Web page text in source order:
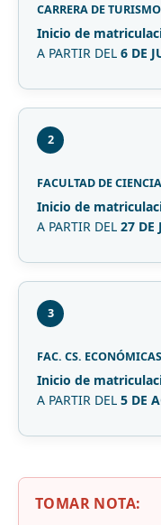
CARRERA DE
Inicio de
A PARTIR DEL 6 DE
2
FACULTAD DE
Inicio de
A PARTIR DEL 27 DE
3
FAC. CS.
Inicio de
A PARTIR DEL 5 DE
TOMAR NOTA: